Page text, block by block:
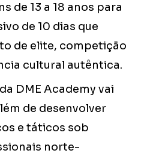
de 13 a 18 anos para
de 10 dias que
de elite, competição
cultural autêntica.
da DME Academy vai
de desenvolver
e táticos sob
norte-